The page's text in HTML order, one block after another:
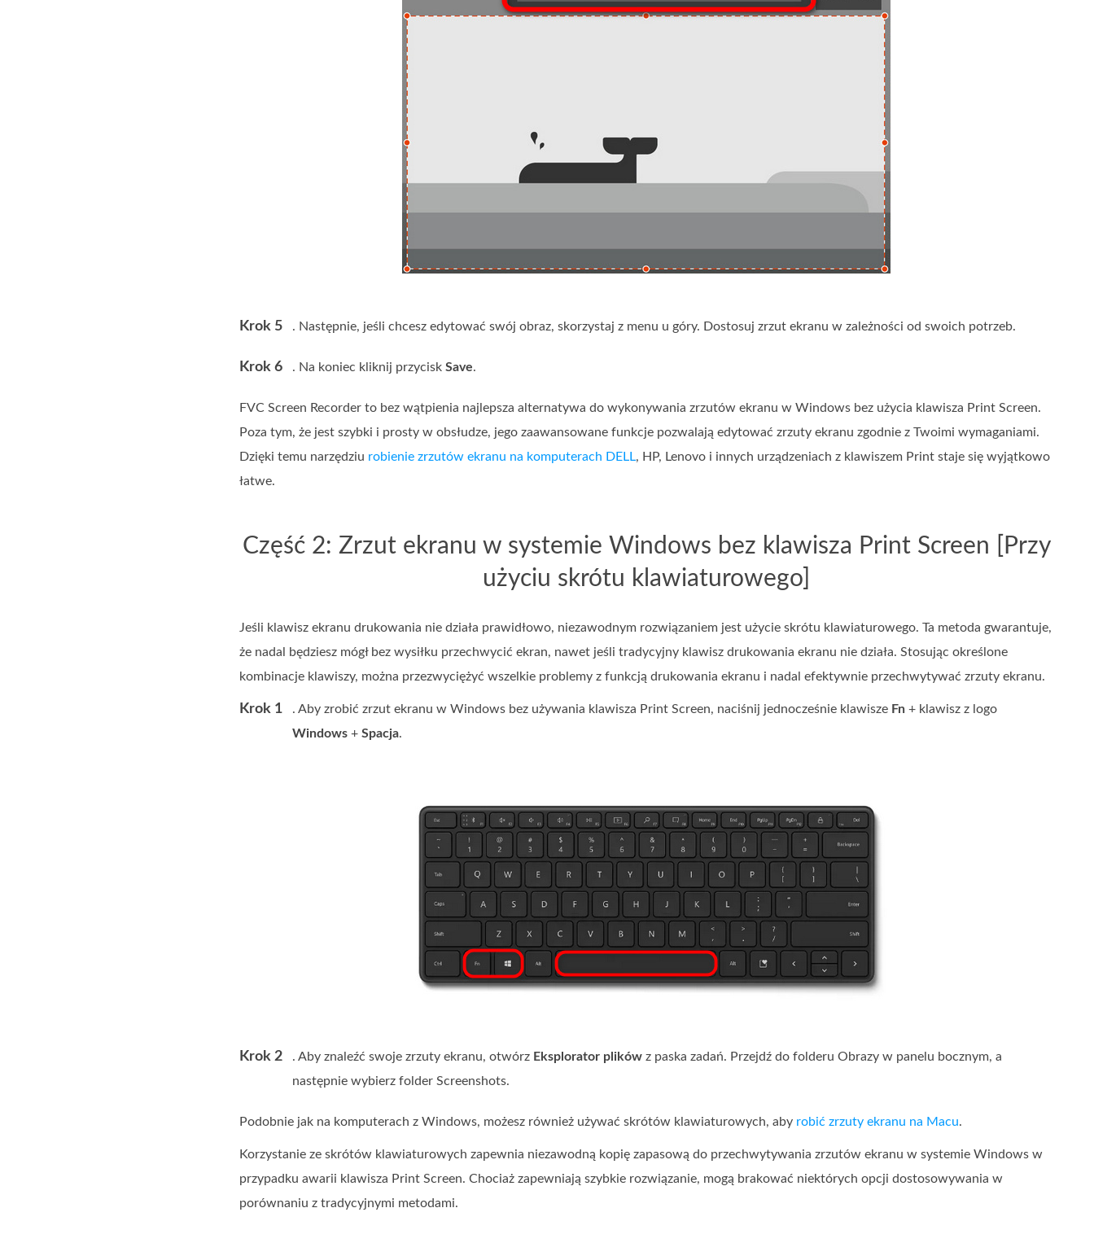
Krok 5 . Następnie, jeśli chcesz edytować swój obraz, skorzystaj z menu u góry. Dostosuj zrzut ekranu w zależności od swoich potrzeb.
Krok 6 . Na koniec kliknij przycisk Save.
FVC Screen Recorder to bez wątpienia najlepsza alternatywa do wykonywania zrzutów ekranu w Windows bez użycia klawisza Print Screen.
Poza tym, że jest szybki i prosty w obsłudze, jego zaawansowane funkcje pozwalają edytować zrzuty ekranu zgodnie z Twoimi wymaganiami.
Dzięki temu narzędziu robienie zrzutów ekranu na komputerach DELL, HP, Lenovo i innych urządzeniach z klawiszem Print staje się wyjątkowo
łatwe.
Część 2: Zrzut ekranu w systemie Windows bez klawisza Print Screen [Przy
użyciu skrótu klawiaturowego]
Jeśli klawisz ekranu drukowania nie działa prawidłowo, niezawodnym rozwiązaniem jest użycie skrótu klawiaturowego. Ta metoda gwarantuje,
że nadal będziesz mógł bez wysiłku przechwycić ekran, nawet jeśli tradycyjny klawisz drukowania ekranu nie działa. Stosując określone
kombinacje klawiszy, można przezwyciężyć wszelkie problemy z funkcją drukowania ekranu i nadal efektywnie przechwytywać zrzuty ekranu.
Krok 1 . Aby zrobić zrzut ekranu w Windows bez używania klawisza Print Screen, naciśnij jednocześnie klawisze Fn + klawisz z logo
Windows + Spacja.
Krok 2 . Aby znaleźć swoje zrzuty ekranu, otwórz Eksplorator plików z paska zadań. Przejdź do folderu Obrazy w panelu bocznym, a
następnie wybierz folder Screenshots.
Podobnie jak na komputerach z Windows, możesz również używać skrótów klawiaturowych, aby robić zrzuty ekranu na Macu.
Korzystanie ze skrótów klawiaturowych zapewnia niezawodną kopię zapasową do przechwytywania zrzutów ekranu w systemie Windows w
przypadku awarii klawisza Print Screen. Chociaż zapewniają szybkie rozwiązanie, mogą brakować niektórych opcji dostosowywania w
porównaniu z tradycyjnymi metodami.